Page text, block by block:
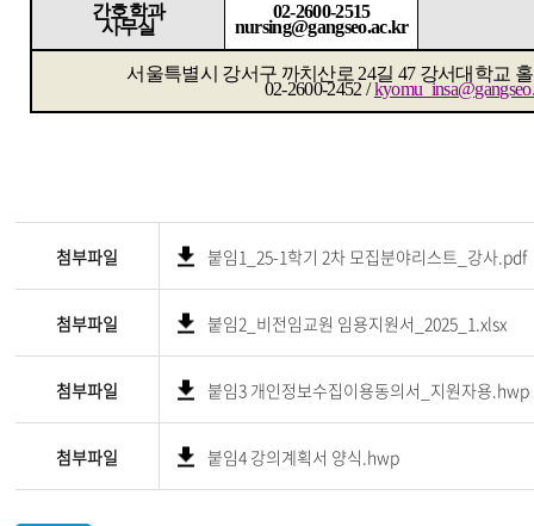
간호학과
사무실
02-2600-2515
nursing@gangseo.ac.kr
서울특별시 강서구 까치산로 24길 47 강서대학교
02-2600-2452 /
첨부파일 붙임1_25-1학기 2차 모집분야리스트_강사.pdf
첨부파일 붙임2_비전임교원 임용지원서_2025_1.xlsx
첨부파일 붙임3 개인정보수집이용동의서_지원자용.hwp
첨부파일 붙임4 강의계획서 양식.hwp